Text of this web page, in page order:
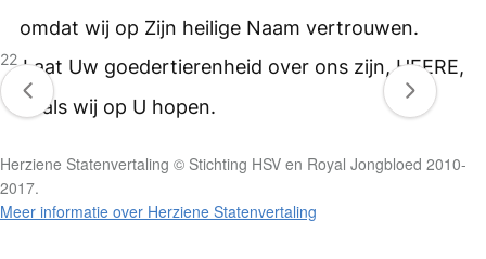
omdat wij op Zijn heilige Naam vertrouwen.
22 Laat Uw goedertierenheid over ons zijn,HEERE,
zoals wij op U hopen.
Herziene Statenvertaling © Stichting HSV en Royal Jongbloed 2010-
2017.
Meer informatie over Herziene Statenvertaling